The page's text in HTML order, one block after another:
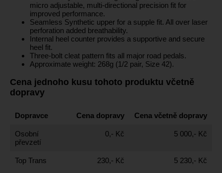
micro adjustable, multi-directional precision fit for
improved performance.
Seamless Synthetic upper for a supple fit. All over laser
perforation added breathability.
Internal heel counter provides a supportive and secure
heel fit.
Three-bolt cleat pattern fits all major road pedals.
Approximate weight: 268g (1/2 pair, Size 42).
Cena jednoho kusu tohoto produktu včetně
dopravy
Dopravce Cena dopravy Cena včetně dopravy
Osobní
převzetí
0,- Kč 5 000,- Kč
Top Trans 230,- Kč 5 230,- Kč